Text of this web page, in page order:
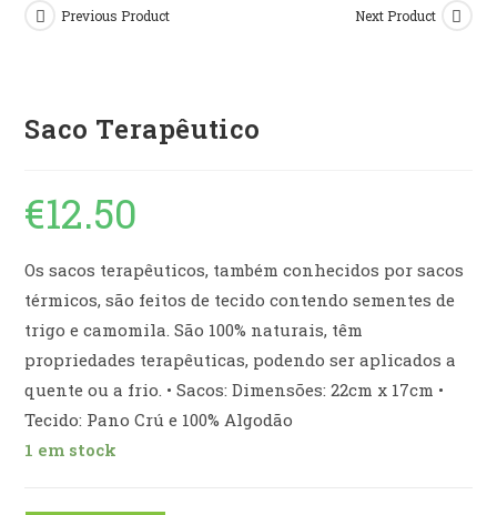
Previous Product Next Product
Saco Terapêutico
€12.50
Os sacos terapêuticos, também conhecidos por sacos
térmicos, são feitos de tecido contendo sementes de
trigo e camomila. São 100% naturais, têm
propriedades terapêuticas, podendo ser aplicados a
quente ou a frio. • Sacos: Dimensões: 22cm x 17cm •
Tecido: Pano Crú e 100% Algodão
1 em stock